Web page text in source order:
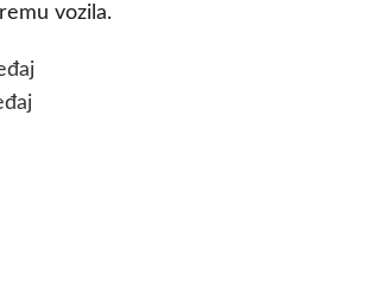
vozila.